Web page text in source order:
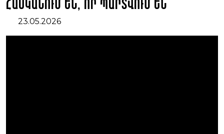
հասկանում են, որ պարտվում են
23.05.2026